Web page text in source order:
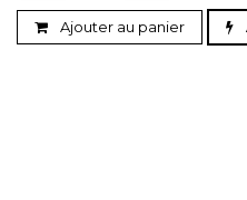
Ajouter au panier